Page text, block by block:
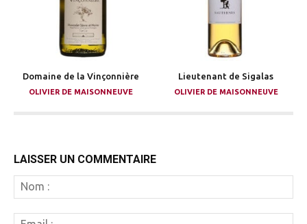
Domaine de la Vinçonnière
OLIVIER DE MAISONNEUVE
Lieutenant de Sigalas
OLIVIER DE MAISONNEUVE
LAISSER UN COMMENTAIRE
: